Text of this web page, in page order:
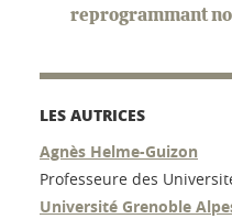
reprogrammant
LES AUTRICES
Agnès Helme-Guizon
Professeure des
Université Grenoble